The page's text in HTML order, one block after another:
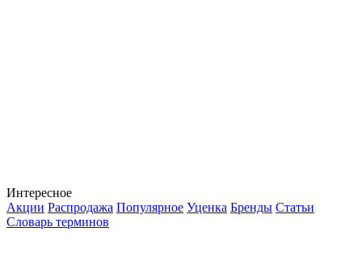
Интересное
Акции Распродажа Популярное Уценка Бренды Статьи
Словарь терминов